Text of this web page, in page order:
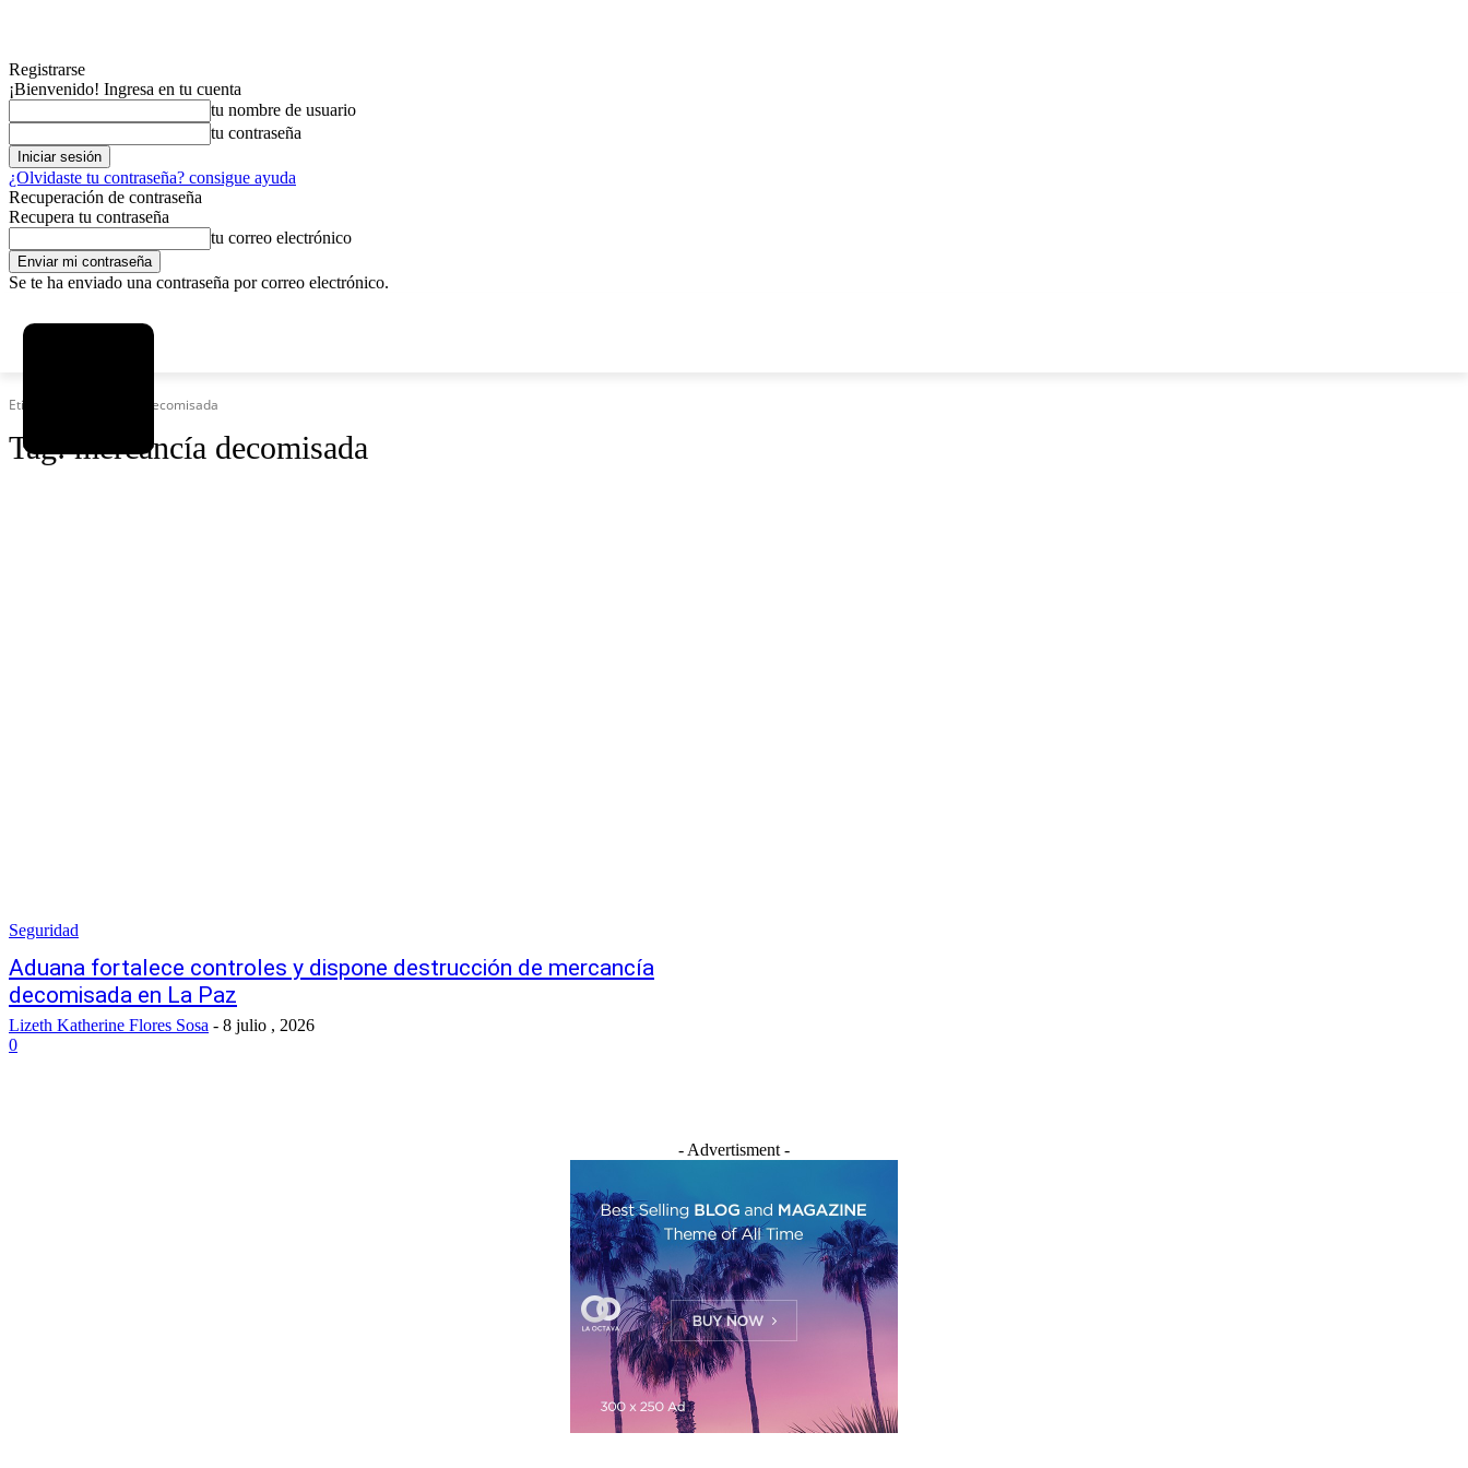
Registrarse
¡Bienvenido! Ingresa en tu cuenta
tu nombre de usuario
tu contraseña
¿Olvidaste tu contraseña? consigue ayuda
Recuperación de contraseña
Recupera tu contraseña
tu correo electrónico
Se te ha enviado una contraseña por correo electrónico.
Etiquetas Mercancía decomisada
Tag:mercancía decomisada
Seguridad
Aduana fortalece controles y dispone destrucción de mercancía
decomisada en La Paz
Lizeth Katherine Flores Sosa - 8 julio , 2026
0
- Advertisment -